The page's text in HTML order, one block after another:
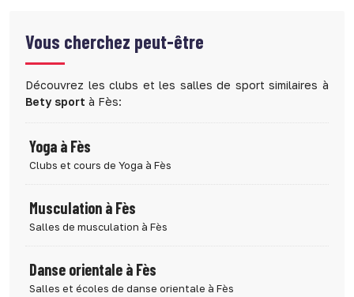
Vous cherchez peut-être
Découvrez les clubs et les salles de sport similaires à
Bety sport à Fès:
Yoga à Fès
Clubs et cours de Yoga à Fès
Musculation à Fès
Salles de musculation à Fès
Danse orientale à Fès
Salles et écoles de danse orientale à Fès